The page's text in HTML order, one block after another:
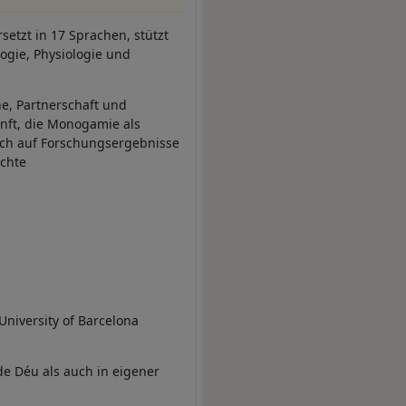
in 17 Sprachen, stützt
Physiologie und
Partnerschaft und
die Monogamie als
auf Forschungsergebnisse
of Barcelona
Déu als auch in eigener